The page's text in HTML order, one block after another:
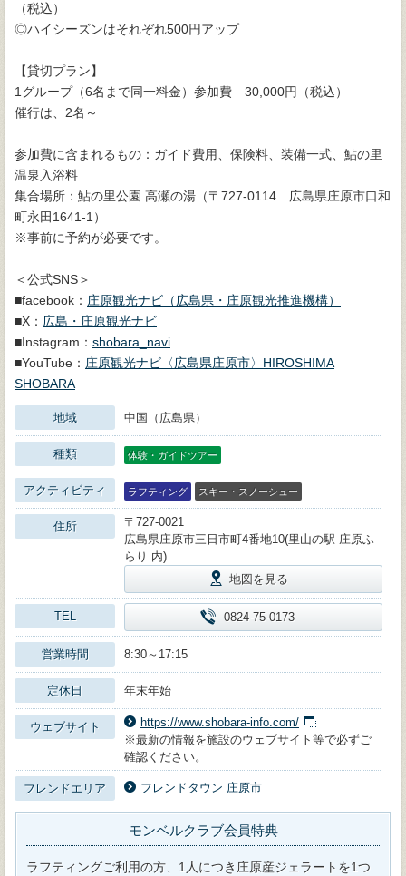
（税込）
◎ハイシーズンはそれぞれ500円アップ
【貸切プラン】
1グループ（6名まで同一料金）参加費 30,000円（税込）
催行は、2名～
参加費に含まれるもの：ガイド費用、保険料、装備一式、鮎の里
温泉入浴料
集合場所：鮎の里公園 高瀬の湯（〒727-0114 広島県庄原市口和
町永田1641-1）
※事前に予約が必要です。
＜公式SNS＞
■facebook： 庄原観光ナビ（広島県・庄原観光推進機構）
■X： 広島・庄原観光ナビ
■Instagram： shobara_navi
■YouTube： 庄原観光ナビ〈広島県庄原市〉HIROSHIMA
SHOBARA
地域 中国（広島県）
種類 体験・ガイドツアー
アクティビティ ラフティング スキー・スノーシュー
住所
〒727-0021
広島県庄原市三日市町4番地10(里山の駅 庄原ふ
らり 内)
地図を見る
TEL 0824-75-0173
営業時間 8:30～17:15
定休日 年末年始
ウェブサイト
https://www.shobara-info.com/
※最新の情報を施設のウェブサイト等で必ずご
確認ください。
フレンドエリア フレンドタウン 庄原市
モンベルクラブ会員特典
ラフティングご利用の方、1人につき庄原産ジェラートを1つ